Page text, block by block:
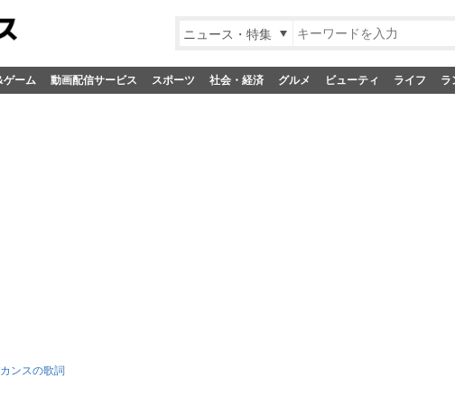
ニュース・特集
ゲーム 動画配信サービス スポーツ 社会・経済 グルメ ビューティ ライフ ラ
ンスの歌詞